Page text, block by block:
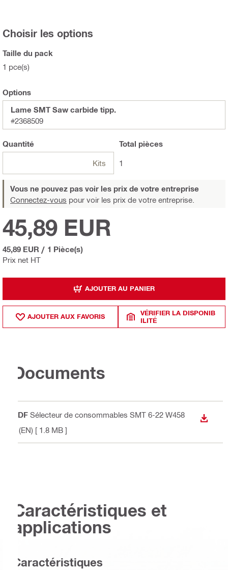
Choisir les options
Taille du pack
1 pce(s)
Options
Lame SMT Saw carbide tipp.
#2368509
Quantité
Kits
Total pièces
1
Vous ne pouvez pas voir les prix de votre entreprise
Connectez-vous pour voir les prix de votre entreprise.
Prix net HT
45,89 EUR
45,89 EUR / 1 Pièce(s)
AJOUTER AU PANIER
AJOUTER AUX FAVORIS
VÉRIFIER LA DISPONIB
ILITÉ
Documents
PDF Sélecteur de consommables SMT 6-22 W458
6 (EN) [ 1.8 MB ]
Caractéristiques et
applications
Caractéristiques